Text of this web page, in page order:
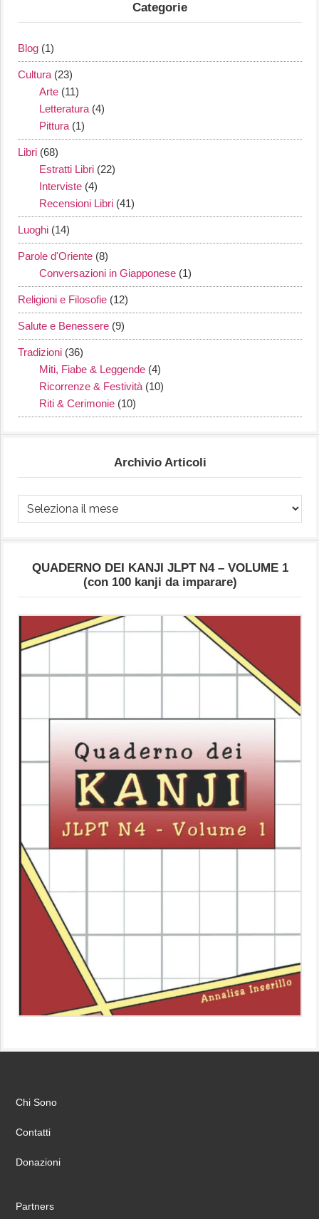
Categorie
Blog (1)
Cultura (23)
Arte (11)
Letteratura (4)
Pittura (1)
Libri (68)
Estratti Libri (22)
Interviste (4)
Recensioni Libri (41)
Luoghi (14)
Parole d'Oriente (8)
Conversazioni in Giapponese (1)
Religioni e Filosofie (12)
Salute e Benessere (9)
Tradizioni (36)
Miti, Fiabe & Leggende (4)
Ricorrenze & Festività (10)
Riti & Cerimonie (10)
Archivio Articoli
Archivio
Articoli
QUADERNO DEI KANJI JLPT N4 – VOLUME 1
(con 100 kanji da imparare)
Chi Sono
Contatti
Donazioni
Partners